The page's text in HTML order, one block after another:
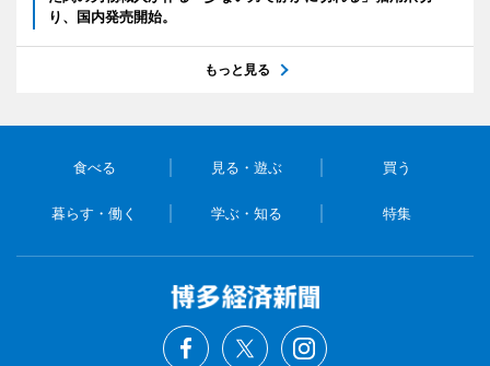
り、国内発売開始。
もっと見る
食べる 見る・遊ぶ 買う
暮らす・働く 学ぶ・知る 特集